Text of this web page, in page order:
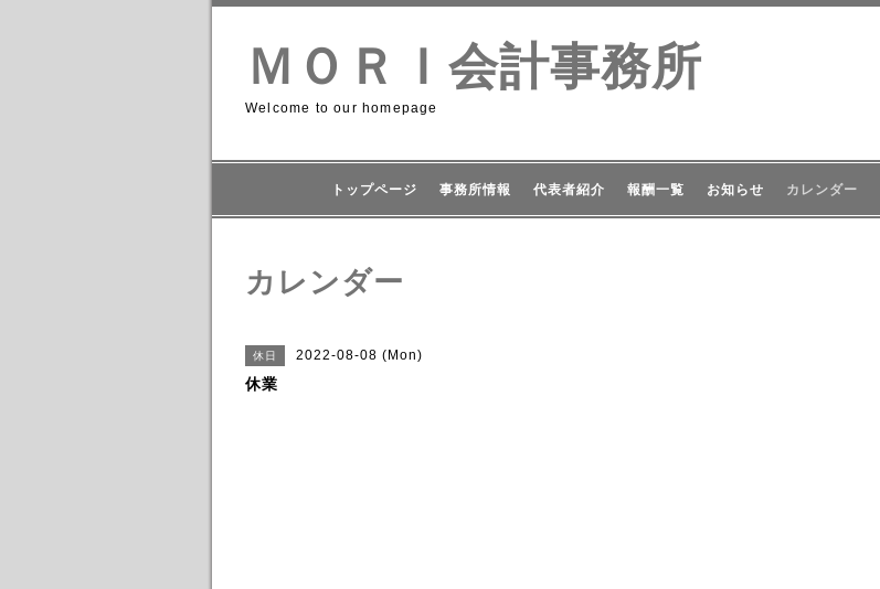
ＭＯＲＩ会計事務所
Welcome to our homepage
トップページ 事務所情報 代表者紹介 報酬一覧 お知らせ カレンダー
カレンダー
休日 2022-08-08 (Mon)
休業